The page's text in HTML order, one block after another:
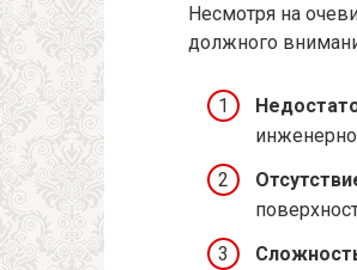
Несмотря на
должного